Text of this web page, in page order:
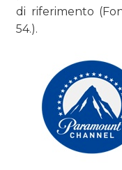
RICERCHE
PREVISIONI/
NORMATIVE
di riferimento (
54.).